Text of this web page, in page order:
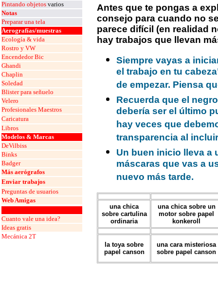
Pintando objetos varios
Notas
Preparar una tela
Aerografías/muestras
Ecología & vida
Rostro y VW
Encendedor Bic
Ghandi
Chaplin
Soledad
Blister para señuelo
Velero
Profesionales Maestros
Caricatura
Libros
Modelos & Marcas
DeVilbiss
Binks
Badger
Más aerógrafos
Enviar trabajos
Preguntas de usuarios
Web Amigas
Cuanto vale una idea?
Ideas gratis
Mecánica 2T
Antes que te pongas a
consejo para cuando no
parece difícil (en realidad
hay trabajos que llevan
Siempre vayas a
el trabajo en tu
de empezar. Piensa
Recuerda que el
debería ser el último
hay veces que
transparencia al
Un buen inicio lleva a
máscaras que vas a
nuevo más tarde.
una chica
sobre cartulina
ordinaria
una chica sobre un
motor sobre papel
konkeroll
la toya sobre
papel canson
una cara misteriosa
sobre papel canson